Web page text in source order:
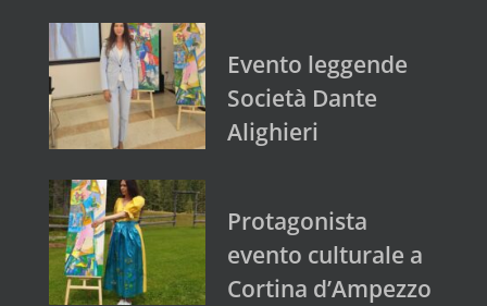
Evento leggende
Società Dante
Alighieri
Protagonista
evento culturale a
Cortina d’Ampezzo